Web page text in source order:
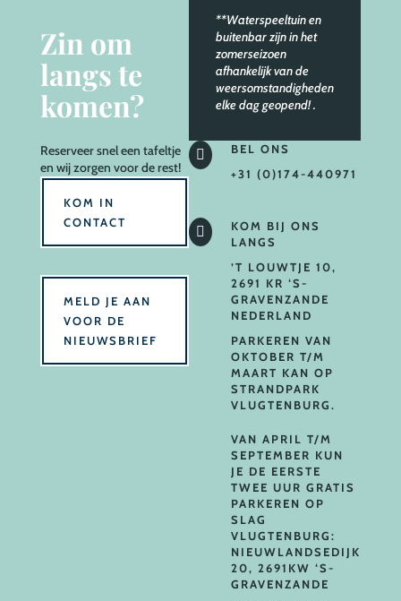
Zin om
langs te
komen?
Reserveersnel een tafeltje
en wij zorgen voor de rest!
KOM IN
CONTACT
MELD JE AAN
VOOR DE
NIEUWSBRIEF
**Waterspeeltuin en
buitenbar zijn in het
zomerseizoen
afhankelijk van de
weersomstandigheden
elke dag geopend!.

BEL ONS
+31 (0)174-440971

KOM BIJ ONS
LANGS
’T LOUWTJE 10,
2691 KR ‘S-
GRAVENZANDE
NEDERLAND
PARKEREN VAN
OKTOBER T/M
MAART KAN OP
STRANDPARK
VLUGTENBURG.
VAN APRIL T/M
SEPTEMBER KUN
JE DE EERSTE
TWEE UUR GRATIS
PARKEREN OP
SLAG
VLUGTENBURG:
NIEUWLANDSEDIJK
20, 2691KW ‘S-
GRAVENZANDE